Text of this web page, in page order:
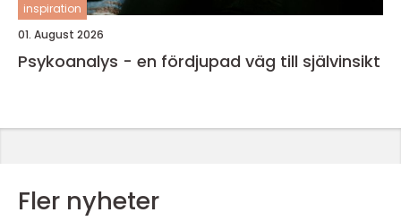
inspiration
01. August 2026
Psykoanalys - en fördjupad väg till självinsikt
Fler nyheter